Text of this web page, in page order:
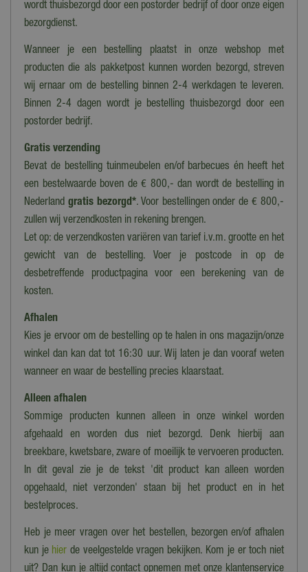
Bewegend
Geluid
Nee
Collectie
Lemax overig
wordt thuisbezorgd door een postorder bedrijf of door onze eigen
bezorgdienst.
Wanneer je een bestelling plaatst in onze webshop met
producten die als pakketpost kunnen worden bezorgd, streven
wij ernaar om de bestelling binnen 2-4 werkdagen te leveren.
Binnen 2-4 dagen wordt je bestelling thuisbezorgd door een
postorder bedrijf.
Gratis verzending
Bevat de bestelling tuinmeubelen en/of barbecues én heeft het
een bestelwaarde boven de € 800,- dan wordt de bestelling in
Nederland gratis bezorgd*. Voor bestellingen onder de € 800,-
zullen wij verzendkosten in rekening brengen.
Let op: de verzendkosten variëren van tarief i.v.m. grootte en het
gewicht van de bestelling. Voer je postcode in op de
desbetreffende productpagina voor een berekening van de
kosten.
Afhalen
Kies je ervoor om de bestelling op te halen in ons magazijn/onze
winkel dan kan dat tot 16:30 uur. Wij laten je dan vooraf weten
wanneer en waar de bestelling precies klaarstaat.
Alleen afhalen
Sommige producten kunnen alleen in onze winkel worden
afgehaald en worden dus niet bezorgd. Denk hierbij aan
breekbare, kwetsbare, zware of moeilijk te vervoeren producten.
In dit geval zie je de tekst 'dit product kan alleen worden
opgehaald, niet verzonden' staan bij het product en in het
bestelproces.
Heb je meer vragen over het bestellen, bezorgen en/of afhalen
kun je hier de veelgestelde vragen bekijken. Kom je er toch niet
uit? Dan kun je altijd contact opnemen met onze klantenservice